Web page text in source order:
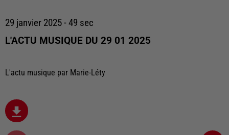
29 janvier 2025 - 49 sec
L'ACTU MUSIQUE DU 29 01 2025
L'actu musique par Marie-Léty